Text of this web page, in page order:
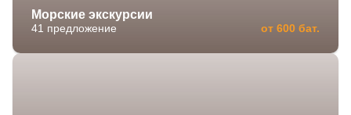
Морские экскурсии
41 предложение от 600 бат.